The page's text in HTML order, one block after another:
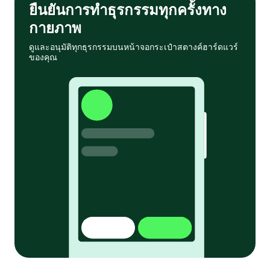
ยืนยันการทำธุรกรรมทุกครั้งทาง
กายภาพ
ดูและอนุมัติทุกธุรกรรมบนหน้าจอกระเป๋าสตางค์ฮาร์ดแวร์
ของคุณ